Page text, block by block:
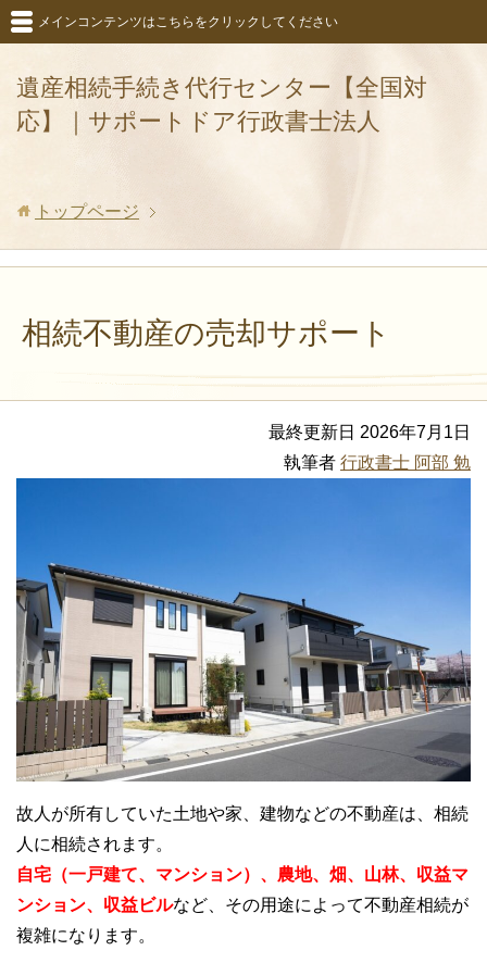
遺産相続手続き代行センター【全国対
応】｜サポートドア行政書士法人
メインコンテンツはこちらをクリックしてください
トップページ
相続不動産の売却サポート
最終更新日 2026年7月1日
執筆者 行政書士 阿部 勉
故人が所有していた土地や家、建物などの不動産は、相続
人に相続されます。
自宅（一戸建て、マンション）、農地、畑、山林、収益マ
ンション、収益ビルなど、その用途によって不動産相続が
複雑になります。